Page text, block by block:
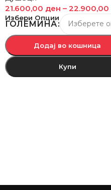
21.600,00 ден – 22.900,00
Избери Опции
ГОЛЕМИНА
Додај во кошница
Купи